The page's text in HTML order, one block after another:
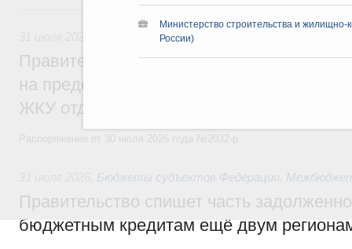
Министерство строительства и
России)
31 июля, пятница
Социальная поддержка отдельных
Правительство направит регионам
на предоставление мер социальной
ЖКУ отдельным категориям граждан
Бюджеты субъектов Федерации.
Правительство спишет часть
бюджетным кредитам ещё двум